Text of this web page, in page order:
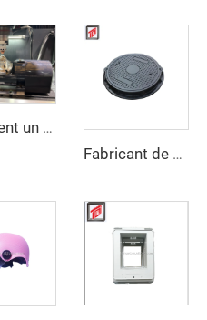
Comment un moule est-il en train de traiter
Fabricant de moules de compression pour moules de couvercles d'égout BMC